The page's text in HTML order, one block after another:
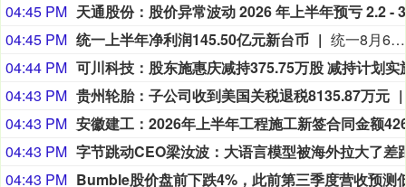
04:45 PM
04:45 PM 统一上半年净利润145.50亿元新台币
统一8月6日公布2026年上半年财报显示，公司实现累计营业收入3,499.38亿元新台币，营业利润为205.10亿元新台币，税前利润达278.06亿元新台币。上半年归属于母公司所有者的净利润为145.50亿元新台币，基本每股收益为2.56元新台币。
04:44 PM
04:43 PM 贵州轮胎：子公司收到美国关税退税8135.87万元
04:43 PM
04:43 PM
04:43 PM